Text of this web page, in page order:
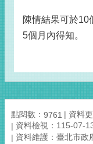
陳情結果可於10
5個月內得知。
點閱數： 9761
資料
資料檢視：115-07-
資料維護：臺北市政